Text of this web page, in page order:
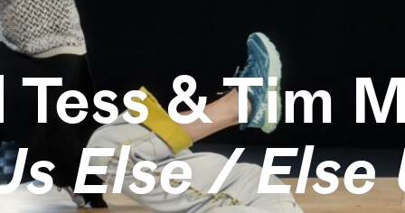
Tess & Tim
Else / Else